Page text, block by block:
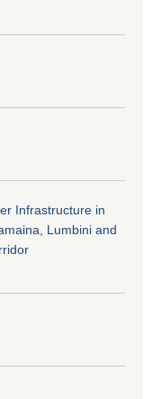
Infrastructure in
Lumbini and